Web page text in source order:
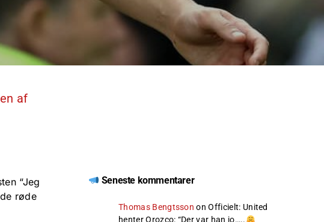
af
“Jeg
røde
Seneste kommentarer
Thomas Bengtsson onOfficielt: United
henter Orozco: “Der var han jo…..